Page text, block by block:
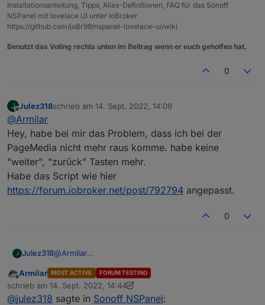
Installationsanleitung, Tipps, Alias-Definitionen, FAQ für das Sonoff
NSPanel mit lovelace UI unter ioBroker
https://github.com/joBr99/nspanel-lovelace-ui/wiki
Benutzt das Voting rechts unten im Beitrag wenn er euch geholfen hat.
0
J
Offline
Julez318schrieb am 14. Sept. 2022, 14:09
zuletzt editiert von
@Armilar
Hey, habe bei mir das Problem, dass ich bei der
PageMedia nicht mehr raus komme. habe keine
"weiter", "zurück" Tasten mehr.
Habe das Script wie hier
https://forum.iobroker.net/post/792794 angepasst.
0
J Julez318@Armilar
PageMedia nicht mehr raus komme. habe keine
"weiter", "zurück" Tasten mehr.
Habe das Script wie hier
Offline
Armilar MOST ACTIVE FORUM TESTING
schrieb am 14. Sept. 2022, 14:44
zuletzt editiert von Armilar
@julez318 sagte in Sonoff NSPanel: